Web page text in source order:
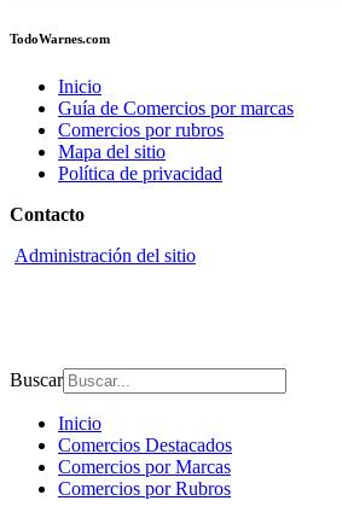
TodoWarnes.com
Inicio
Guía de Comercios por marcas
Comercios por rubros
Mapa del sitio
Política de privacidad
Contacto
Administración del sitio
Buscar
Inicio
Comercios Destacados
Comercios por Marcas
Comercios por Rubros